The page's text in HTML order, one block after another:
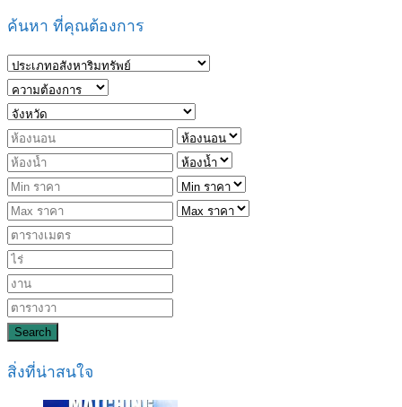
ค้นหา ที่คุณต้องการ
Search
สิ่งที่น่าสนใจ